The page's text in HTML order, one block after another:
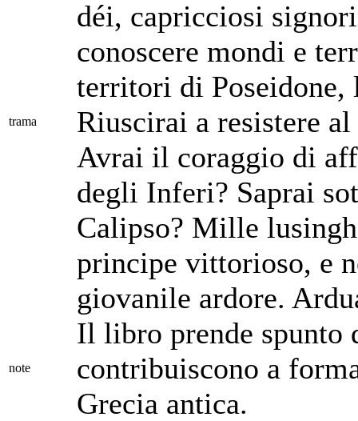
trama
déi, capricciosi
conoscere mondi e
territori di Poseidone,
Riuscirai a resistere
Avrai il coraggio di
degli Inferi? Saprai
Calipso? Mille
principe vittorioso, e
giovanile ardore.
note
Il libro prende spunto
contribuiscono a
Grecia antica.